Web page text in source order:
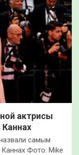
актрисы
самым
Фото: Mike